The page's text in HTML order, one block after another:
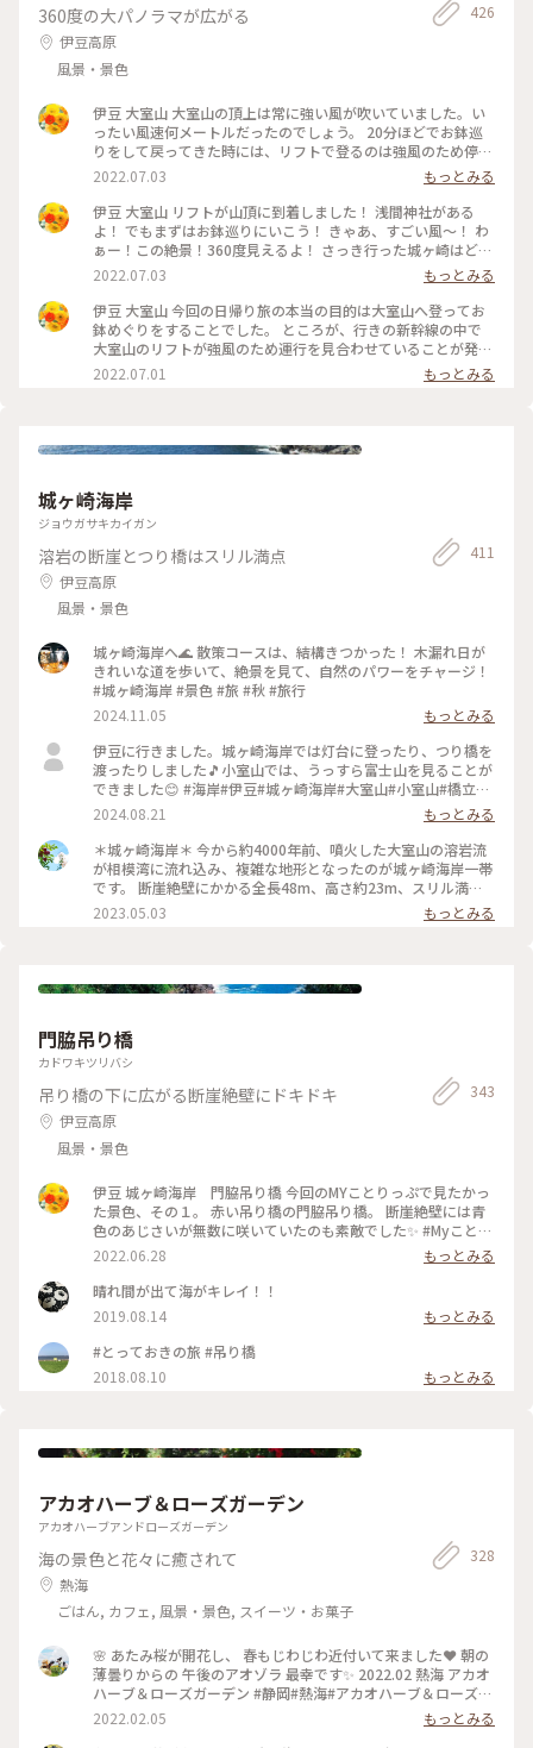
360度の大パノラマが広がる
伊豆高原
風景・景色
426
伊豆 大室山 大室山の頂上は常に強い風が吹いていました。い
ったい風速何メートルだったのでしょう。 20分ほどでお鉢巡
りをして戻ってきた時には、リフトで登るのは強風のため停止
となり、お鉢めぐりもできなくなってしまっていました。 帰
りのリフトを並んで待っている間に、さっきまで雲の中にいた
富士山を見ることができました。 強風に立ち向かいながら、
仁王立ちになって富士山の姿をずっと見ていました。 #Myこと
りっぷ #アートみたいな景色 #涼を感じる #お鉢の真ん中は #
アーチェリー場 #山焼きも #迫力ありそう
2022.07.03
もっとみる
伊豆 大室山 リフトが山頂に到着しました！ 浅間神社がある
よ！ でもまずはお鉢巡りにいこう！ きゃあ、すごい風〜！ わ
ぁー！この絶景！360度見えるよ！ さっき行った城ヶ崎はど
こ？ 伊豆大島もくっきり見えるよ！ 早くあの頂上まで歩いて
行こう！ アゲハチョウが飛んでるよ〜。 っと忙しい当時の実
況です💦 #Myことりっぷ #アートみたいな景色 #涼を感じる #
ダンボールで #滑ったら #楽しそう
2022.07.03
もっとみる
伊豆 大室山 今回の日帰り旅の本当の目的は大室山へ登ってお
鉢めぐりをすることでした。 ところが、行きの新幹線の中で
大室山のリフトが強風のため運行を見合わせていることが発
覚！ 新幹線の窓からの富士山も二重の笠雲だったので「これ
はだめだ💦」と半ばあきらめムードとなりました。 「仕方な
クニカルロードを歩いている時に「もしかして」とふとホーム
さが倍となり、奇跡的に運行本数が１時間に１本しかないバス
に乗車することができました。 そして念願の大室山へ到着。
いよいよリフトで登っていきます！ 高まる期待、ワクワク
感！ カメラロボット君、記念写真、いい顔で撮ってください
ね📷 #Myことりっぷ #アートみたいな景色 #お鉢巡りができる
か #わかりませんと #急いでリフトさん
2022.07.01 もっとみる
城ヶ崎海岸
ジョウガサキカイガン
溶岩の断崖とつり橋はスリル満点
伊豆高原
風景・景色
411
城ヶ崎海岸へ🌊 散策コースは、結構きつかった！ 木漏れ日が
きれいな道を歩いて、絶景を見て、自然のパワーをチャージ！
#城ヶ崎海岸 #景色 #旅 #秋 #旅行
2024.11.05
もっとみる
伊豆に行きました。城ヶ崎海岸では灯台に登ったり、つり橋を
渡ったりしました🎵小室山では、うっすら富士山を見ることが
できました😊 #海岸#伊豆#城ヶ崎海岸#大室山#小室山#橋立#
つり橋#静岡#ことりっぷ旅2024
2024.08.21
もっとみる
＊城ヶ崎海岸＊ 今から約4000年前、噴火した大室山の溶岩流
が相模湾に流れ込み、複雑な地形となったのが城ヶ崎海岸一帯
です。 断崖絶壁にかかる全長48m、高さ約23m、スリル満点
の「門脇吊り橋」。 以前行った時よりは怖くなかったけれど、
やはり海を見下ろすと足がすくみ、ぞわぞわします。 それでも
な住宅街を散策し、帰りは遊歩道を抜け、城ヶ崎オレンジ村の
こっち見ててくれて笑っちゃいました☺️ でもこの台湾リス、
木をかじって枯らしてしまったり、電線をかじって停電になっ
たりと地元では問題になっている様です。 #私のことりっぷ旅
#ことりっぷ静岡 #伊豆 #城ヶ崎海岸#門脇吊り橋#台湾リス
2023.05.03 もっとみる
門脇吊り橋
カドワキツリバシ
吊り橋の下に広がる断崖絶壁にドキドキ
伊豆高原
風景・景色
343
伊豆 城ヶ崎海岸 門脇吊り橋 今回のMYことりっぷで見たかっ
た景色、その１。 赤い吊り橋の門脇吊り橋。 断崖絶壁には青
色のあじさいが無数に咲いていたのも素敵でした✨ #Myことり
っぷ #アートみたいな景色 #高さ23メートル #長さ48メートル
#けっこう揺れます
2022.06.28
もっとみる
晴れ間が出て海がキレイ！！
2019.08.14
もっとみる
#とっておきの旅 #吊り橋
2018.08.10
もっとみる
アカオハーブ＆ローズガーデン
アカオハーブアンドローズガーデン
海の景色と花々に癒されて
熱海
ごはん, カフェ, 風景・景色, スイーツ・お菓子
328
🌸 あたみ桜が開花し、 春もじわじわ近付いて来ました❤ 朝の
薄曇りからの 午後のアオゾラ 最幸です✨ 2022.02 熱海 アカオ
ハーブ＆ローズガーデン #静岡#熱海#アカオハーブ＆ローズガ
ーデン#あたみ桜#海#空#絶景
2022.02.05
もっとみる